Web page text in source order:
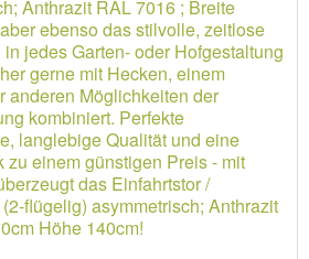
Anthrazit RAL 7016 ; Breite
ebenso das stilvolle, zeitlose
jedes Garten- oder Hofgestaltung
gerne mit Hecken, einem
anderen Möglichkeiten der
kombiniert. Perfekte
langlebige Qualität und eine
zu einem günstigen Preis - mit
das Einfahrtstor /
flügelig) asymmetrisch; Anthrazit
Höhe 140cm!